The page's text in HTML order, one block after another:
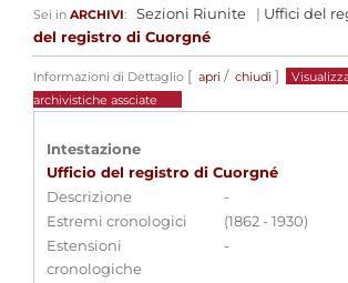
Sei in ARCHIVI: Sezioni Riunite | Uffici del
del registro di Cuorgné
Informazioni di Dettaglio [ apri / chiudi ]
archivistiche assciate
Intestazione
Ufficio del registro di Cuorgné
Descrizione
-
Estremi cronologici
(1862 - 1930)
Estensioni
cronologiche
-